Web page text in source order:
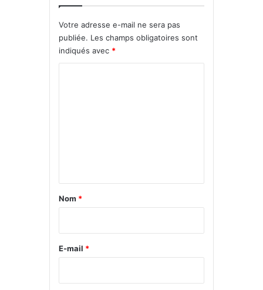
Votre adresse e-mail ne sera pas
publiée. Les champs obligatoires sont
indiqués avec *
a
e
Nom *
E-mail *